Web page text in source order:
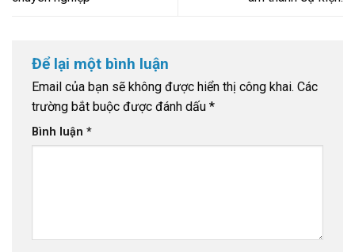
Để lại một bình luận
Email của bạn sẽ không được hiển thị công khai. Các
trường bắt buộc được đánh dấu *
Bình luận *